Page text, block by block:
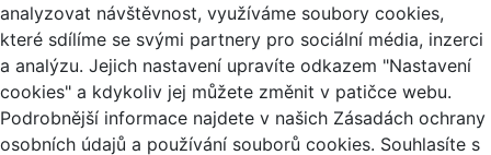
analyzovat návštěvnost, využíváme soubory cookies,
které sdílíme se svými partnery pro sociální média, inzerci
a analýzu. Jejich nastavení upravíte odkazem "Nastavení
cookies" a kdykoliv jej můžete změnit v patičce webu.
Podrobnější informace najdete v našich Zásadách ochrany
osobních údajů a používání souborů cookies. Souhlasíte s